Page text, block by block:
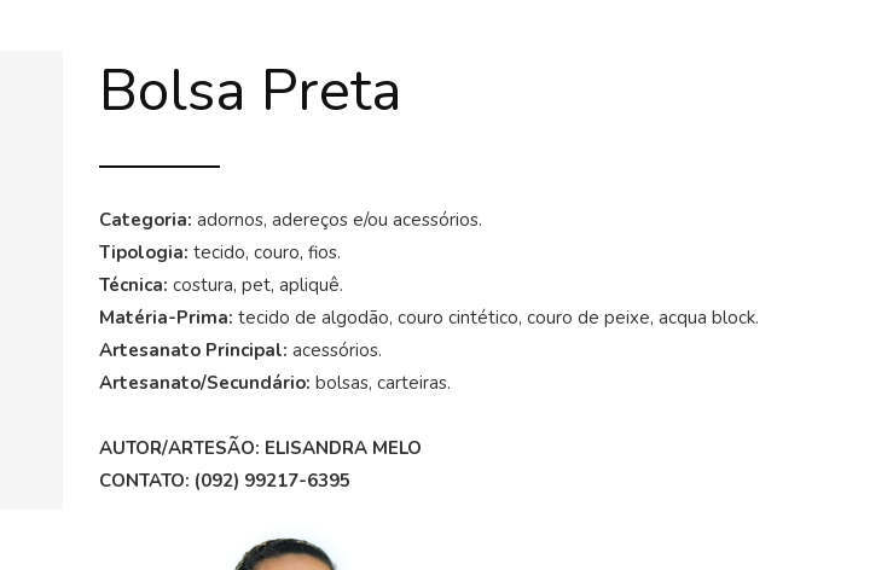
Bolsa Preta
Categoria: adornos, adereços e/ou acessórios.
Tipologia: tecido, couro, fios.
Técnica: costura, pet, apliquê.
Matéria-Prima: tecido de algodão, couro cintético, couro de peixe, acqua block.
Artesanato Principal: acessórios.
Artesanato/Secundário: bolsas, carteiras.
AUTOR/ARTESÃO: ELISANDRA MELO
CONTATO: (092) 99217-6395